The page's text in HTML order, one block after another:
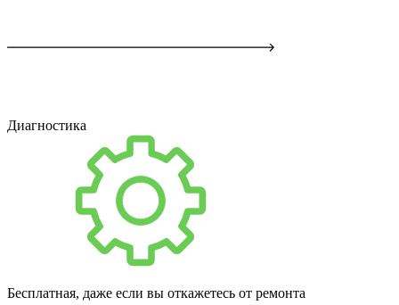
Диагностика
Бесплатная, даже если вы откажетесь от ремонта